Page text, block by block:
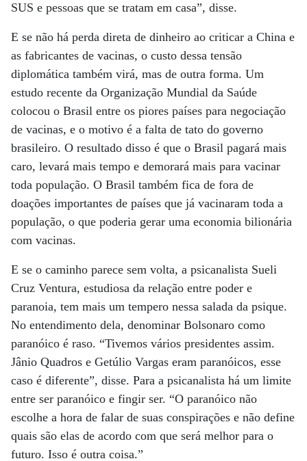
SUS e pessoas que se tratam em casa”, disse.
E se não há perda direta de dinheiro ao criticar a China e
as fabricantes de vacinas, o custo dessa tensão
diplomática também virá, mas de outra forma. Um
estudo recente da Organização Mundial da Saúde
colocou o Brasil entre os piores países para negociação
de vacinas, e o motivo é a falta de tato do governo
brasileiro. O resultado disso é que o Brasil pagará mais
caro, levará mais tempo e demorará mais para vacinar
toda população. O Brasil também fica de fora de
doações importantes de países que já vacinaram toda a
população, o que poderia gerar uma economia bilionária
com vacinas.
E se o caminho parece sem volta, a psicanalista Sueli
Cruz Ventura, estudiosa da relação entre poder e
paranoia, tem mais um tempero nessa salada da psique.
No entendimento dela, denominar Bolsonaro como
paranóico é raso. “Tivemos vários presidentes assim.
Jânio Quadros e Getúlio Vargas eram paranóicos, esse
caso é diferente”, disse. Para a psicanalista há um limite
entre ser paranóico e fingir ser. “O paranóico não
escolhe a hora de falar de suas conspirações e não define
quais são elas de acordo com que será melhor para o
futuro. Isso é outra coisa.”